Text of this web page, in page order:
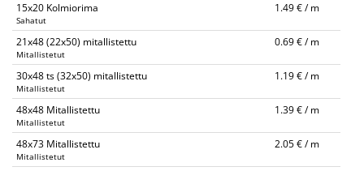
15x20 Kolmiorima
Sahatut
1.49 € / m
21x48 (22x50) mitallistettu
Mitallistetut
0.69 € / m
30x48 ts (32x50) mitallistettu
Mitallistetut
1.19 € / m
48x48 Mitallistettu
Mitallistetut
1.39 € / m
48x73 Mitallistettu
Mitallistetut
2.05 € / m